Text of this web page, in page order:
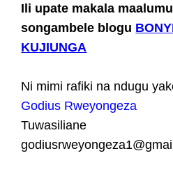
Ili upate makala
songambele blogu
KUJIUNGA
Ni mimi rafiki na ndugu
Godius Rweyongeza
Tuwasiliane